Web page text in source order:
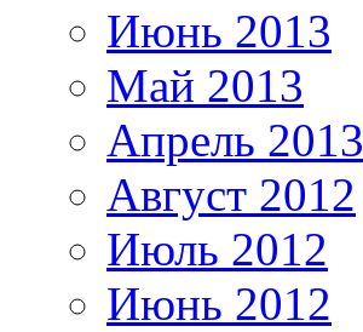
Июнь 2013
Май 2013
Апрель 2013
Август 2012
Июль 2012
Июнь 2012